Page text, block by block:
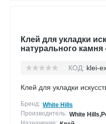
Клей для укладки
натурального камня
КОД: klei-
Клей для укладки
Бренд: White Hills
Производитель: White